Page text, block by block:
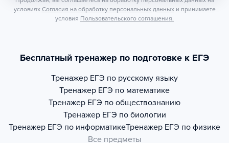
условиях Согласия на обработку персональных данных и принимаете
условия Пользовательского соглашения.
Бесплатный тренажер по подготовке к ЕГЭ
Тренажер ЕГЭ по русскому языку
Тренажер ЕГЭ по математике
Тренажер ЕГЭ по обществознанию
Тренажер ЕГЭ по биологии
Тренажер ЕГЭ по информатикеТренажер ЕГЭ по физике
Все предметы